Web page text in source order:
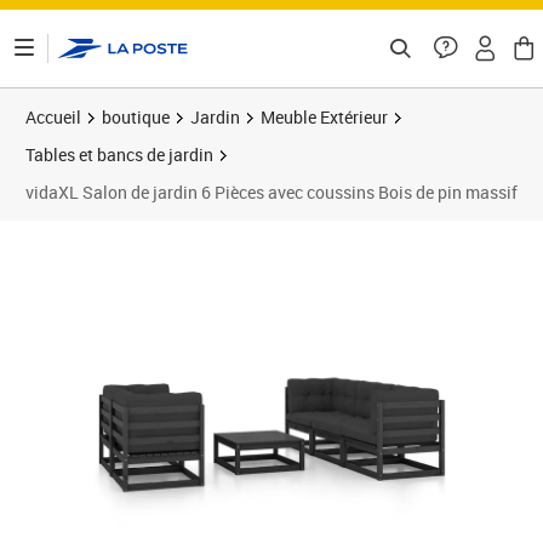
Accueil boutique Jardin
Meuble Extérieur
Tables et bancs de jardin
vidaXL Salon de jardin 6 Pièces avec coussins Bois de pin massif